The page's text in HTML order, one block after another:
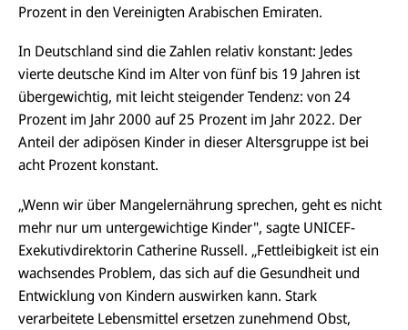
Prozent in den Vereinigten Arabischen Emiraten.
In Deutschland sind dieZahlen relativ konstant: Jedes
vierte deutsche Kind im Alter von fünf bis 19 Jahren ist
übergewichtig, mit leicht steigender Tendenz: von 24
Prozent im Jahr 2000 auf 25 Prozent im Jahr 2022. Der
Anteil der adipösen Kinder in dieser Altersgruppe ist bei
acht Prozent konstant.
„Wenn wir über Mangelernährung sprechen, geht es nicht
mehr nur um untergewichtige Kinder", sagte UNICEF-
Exekutivdirektorin Catherine Russell. „Fettleibigkeit ist ein
wachsendes Problem, das sich auf die Gesundheit und
Entwicklung von Kindern auswirken kann. Stark
verarbeitete Lebensmittel ersetzen zunehmend Obst,